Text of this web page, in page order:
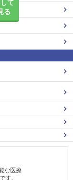
て
る
な医療
す。